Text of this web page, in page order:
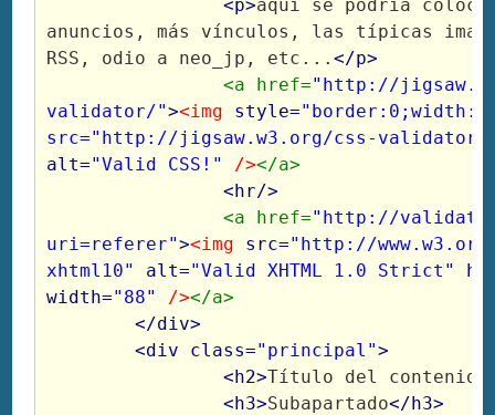
<p>aquí se podría
anuncios, más vínculos, las típicas
RSS, odio a neo_jp, etc...</p>
<a href="http://
validator/"><img style=
src="http://jigsaw.w3.org/css-validator/
alt="Valid CSS!" /></a>
<hr/>
<a href="http://
uri=referer"><img src="http://
xhtml10"
alt="Valid XHTML 1.0 Strict"
width="88" /></a>
</div>
<div class="principal">
<h2>Título del contenido
<h3>Subapartado</h3>